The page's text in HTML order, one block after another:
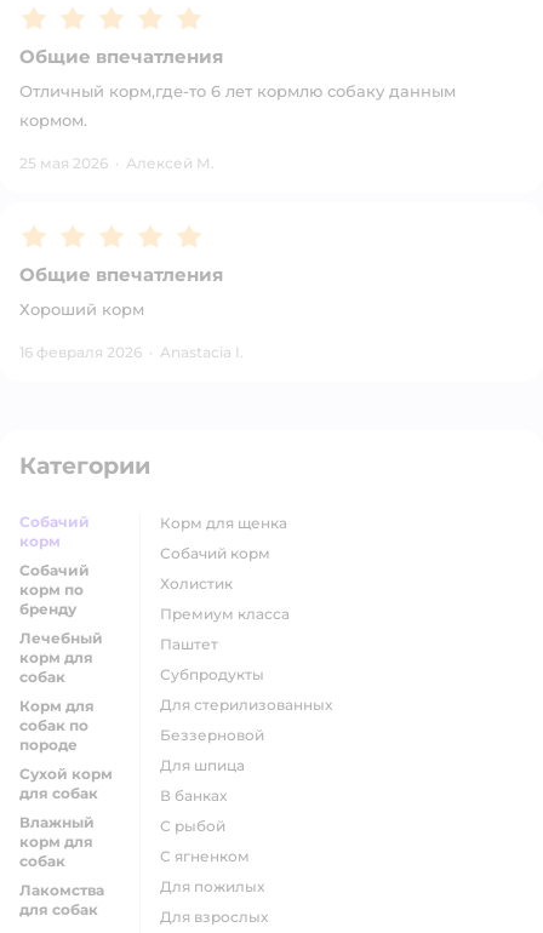
Рейтинг:5
Общие впечатления
Отличный корм,где-то 6 лет кормлю собаку данным
кормом.
25 мая 2026 · Алексей М.
Рейтинг:5
Общие впечатления
Хороший корм
16 февраля 2026 · Anastacia I.
Категории
Собачий
корм
Собачий
корм по
бренду
Лечебный
корм для
собак
Корм для
собак по
породе
Сухой корм
для собак
Влажный
корм для
собак
Лакомства
для собак
корм для щенка
собачий корм
холистик
премиум класса
паштет
субпродукты
для стерилизованных
беззерновой
для шпица
в банках
с рыбой
с ягненком
для пожилых
для взрослых